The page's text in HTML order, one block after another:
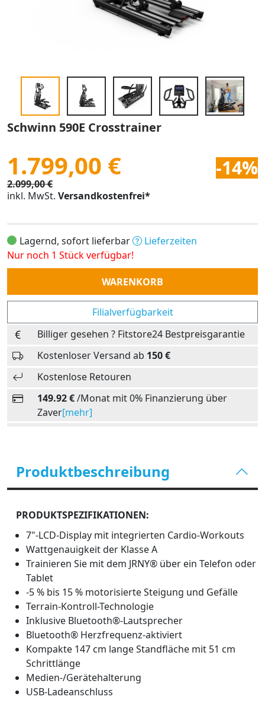
Schwinn 590E Crosstrainer
1.799,00 € -14%
2.099,00 €
inkl. MwSt. Versandkostenfrei*
Lagernd, sofort lieferbar
Lieferzeiten
Nur noch 1 Stück verfügbar!
Anzahl
WARENKORB
Filialverfügbarkeit
Billiger gesehen ? Fitstore24 Bestpreisgarantie
Kostenloser Versand ab 150 €
Kostenlose Retouren
149.92 €/Monat mit 0% Finanzierung über
Zaver[mehr]
Produktbeschreibung
PRODUKTSPEZIFIKATIONEN:
7"-LCD-Display mit integrierten Cardio-Workouts
Wattgenauigkeit der Klasse A
Trainieren Sie mit dem JRNY® über ein Telefon oder
Tablet
-5 % bis 15 % motorisierte Steigung und Gefälle
Terrain-Kontroll-Technologie
Inklusive Bluetooth®-Lautsprecher
Bluetooth® Herzfrequenz-aktiviert
Kompakte 147 cm lange Standfläche mit 51 cm
Schrittlänge
Medien-/Gerätehalterung
USB-Ladeanschluss